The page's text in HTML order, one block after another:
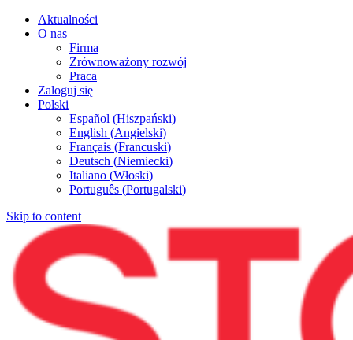
Aktualności
O nas
Firma
Zrównoważony rozwój
Praca
Zaloguj się
Polski
Español (Hiszpański)
English (Angielski)
Français (Francuski)
Deutsch (Niemiecki)
Italiano (Włoski)
Português (Portugalski)
Skip to content